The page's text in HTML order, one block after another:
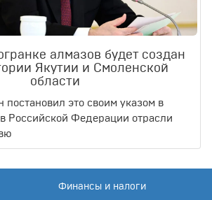
алмазов будет создан
Якутии и Смоленской
области
это своим указом в
Российской Федерации отрасли
Финансы и налоги